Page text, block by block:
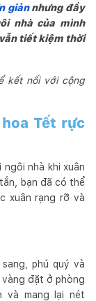
giảnnhưng đầy
nhà của mình
tiết kiệm thời
kết nối với cộng
Tết rực
nhà khi xuân
bạn đã có thể
xuân rạng rỡ và
phú quý và
vàng đặt ở phòng
và mang lại nét